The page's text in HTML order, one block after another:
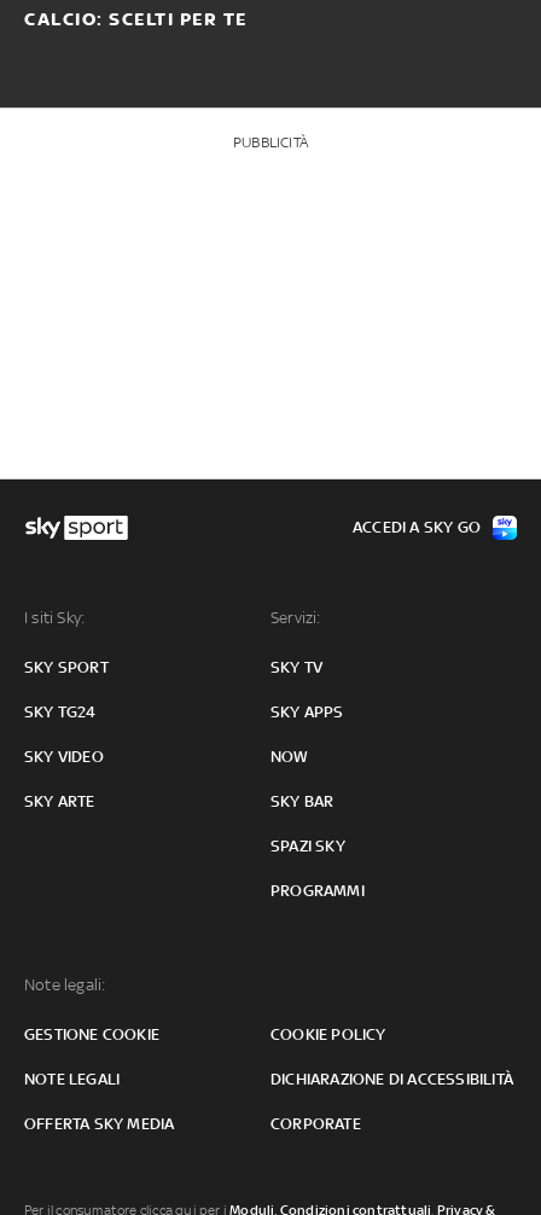
CALCIO: SCELTI PER TE
PUBBLICITÀ
I siti Sky:
SKY SPORT
SKY TG24
SKY VIDEO
SKY ARTE
Servizi:
SKY TV
SKY APPS
NOW
SKY BAR
SPAZI SKY
PROGRAMMI
Note legali:
GESTIONE COOKIE COOKIE POLICY
NOTE LEGALI DICHIARAZIONE DI ACCESSIBILITÀ
OFFERTA SKY MEDIA CORPORATE
ACCEDI A SKY GO
Per il consumatore clicca qui per iModuli, Condizioni contrattuali, Privacy &